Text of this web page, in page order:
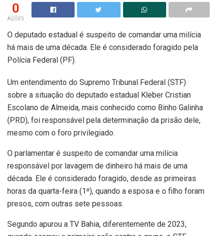
0
AÇÕES
O deputado estadual é suspeito de comandar uma milícia
há mais de uma década. Ele é considerado foragido pela
Polícia Federal (PF).
Um entendimento do Supremo Tribunal Federal (STF)
sobre a situação do deputado estadual Kleber Cristian
Escolano de Almeida, mais conhecido como Binho Galinha
(PRD), foi responsável pela determinação da prisão dele,
mesmo com o foro privilegiado.
O parlamentar é suspeito de comandar uma milícia
responsável por lavagem de dinheiro há mais de uma
década. Ele é considerado foragido, desde as primeiras
horas da quarta-feira (1º), quando a esposa e o filho foram
presos, com outras sete pessoas.
Segundo apurou a TV Bahia, diferentemente de 2023,